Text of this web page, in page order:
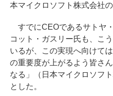
本マイクロソフト株式会社
すでにCEOであるサトヤ
コット・ガスリー氏も、こ
いるが、この実現へ向けて
の重要度が上がるよう皆さ
なる」（日本マイクロソフ
とした。